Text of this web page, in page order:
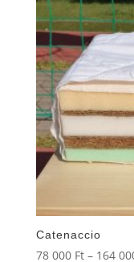
Catenaccio
78 000 Ft – 164